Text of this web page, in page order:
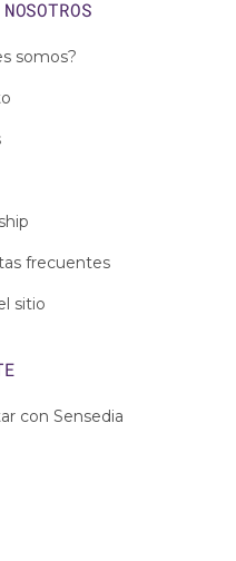
somos?
frecuentes
sitio
con Sensedia